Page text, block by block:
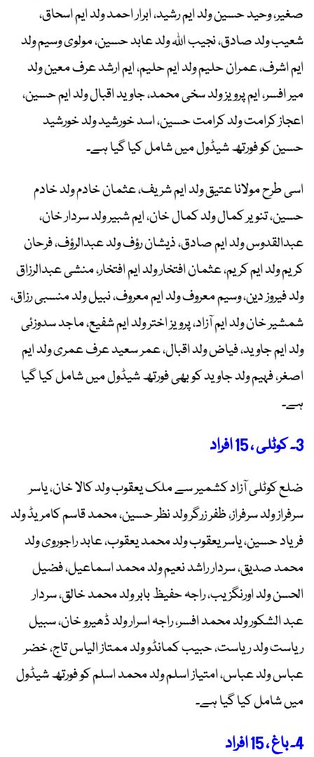
صغیر، وحید حسین ولد ایم رشید، ابرار احمد ولد ایم اسحاق،
شعیب ولد صادق، نجیب اللہ ولد عابد حسین، مولوی وسیم ولد
ایم اشرف، عمران حلیم ولد ایم حلیم، ایم ارشد عرف معین ولد
میر افسر، ایم پرویز ولد سخی محمد، جاوید اقبال ولد ایم حسین،
اعجاز کرامت ولد کرامت حسین، اسد خورشید ولد خورشید
حسین کو فورتھ شیڈول میں شامل کیا گیا ہے۔
اسی طرح مولانا عتیق ولد ایم شریف، عثمان خادم ولد خادم
حسین، تنویر کمال ولد کمال خان، ایم شبیر ولد سردار خان،
عبدالقدوس ولد ایم صادق، ذیشان رؤف ولد عبدالرؤف، فرحان
کریم ولد ایم کریم، عثمان افتخار ولد ایم افتخار، منشی عبدالرزاق
ولد فیروز دین، وسیم معروف ولد ایم معروف، نبیل ولد منسبی رزاق،
شمشیر خان ولد ایم آزاد، پرویز اختر ولد ایم شفیع، ماجد سدوزئی
ولد ایم جاوید، فیاض ولد اقبال، عمر سعید عرف عمری ولد ایم
اصغر، فہیم ولد جاوید کو بھی فورتھ شیڈول میں شامل کیا گیا
ہے۔
3۔ کوٹلی ، 15 افراد
ضلع کوٹلی آزاد کشمیر سے ملک یعقوب ولد کالا خان، یاسر
سرفراز ولد سرفراز، ظفر زرگر ولد نظر حسین، محمد قاسم کامریڈ ولد
فریاد حسین، یاسر یعقوب ولد محمد یعقوب، عابد راجوروی ولد
محمد صدیق، سردار راشد نعیم ولد محمد اسماعیل، فضیل
الحسن ولد اورنگزیب، راجہ حفیظ بابر ولد محمد خالق، سردار
عبد الشکور ولد محمد افسر، راجہ اسرار ولد ڈھیرو خان، سبیل
ریاست ولد ریاست، حبیب کمانڈو ولد ممتاز الیاس تاج، خضر
عباس ولد عباس، امتیاز اسلم ولد محمد اسلم کو فورتھ شیڈول
میں شامل کیا گیا ہے۔
4۔ باغ ، 15 افراد